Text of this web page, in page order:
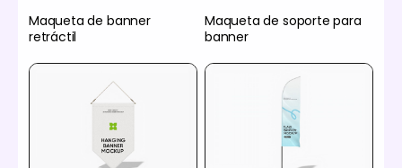
Maqueta de banner
retráctil
Maqueta de soporte para
banner